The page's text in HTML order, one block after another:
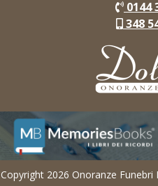
0144
348
Copyright 2026 Onoranze